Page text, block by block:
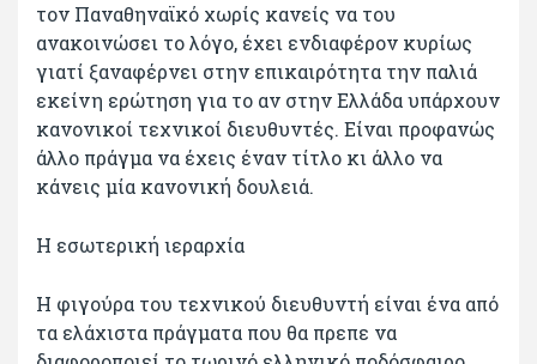
τον Παναθηναϊκό χωρίς κανείς να του
ανακοινώσει το λόγο, έχει ενδιαφέρον κυρίως
γιατί ξαναφέρνει στην επικαιρότητα την παλιά
εκείνη ερώτηση για το αν στην Ελλάδα υπάρχουν
κανονικοί τεχνικοί διευθυντές. Είναι προφανώς
άλλο πράγμα να έχεις έναν τίτλο κι άλλο να
κάνεις μία κανονική δουλειά.
Η εσωτερική ιεραρχία
Η φιγούρα του τεχνικού διευθυντή είναι ένα από
τα ελάχιστα πράγματα που θα πρεπε να